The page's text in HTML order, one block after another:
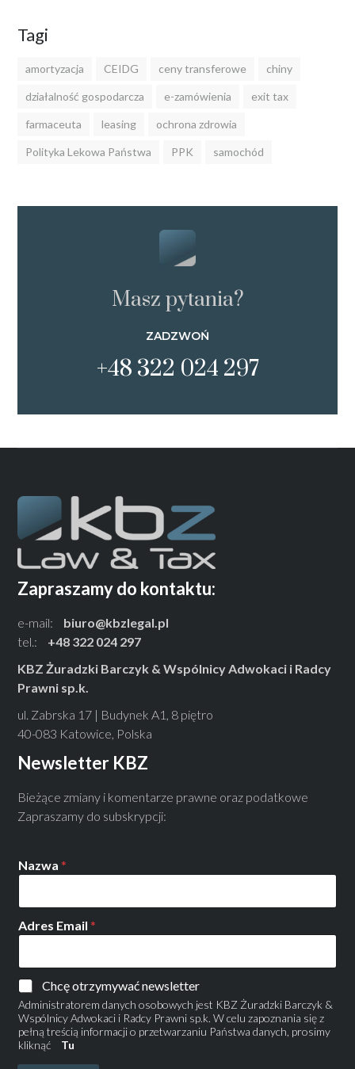
Tagi
amortyzacja CEIDG ceny transferowe chiny
działalność gospodarcza e-zamówienia exit tax
farmaceuta leasing ochrona zdrowia
Polityka Lekowa Państwa PPK samochód
Masz pytania?
ZADZWOŃ
+48 322 024 297
Zapraszamy do kontaktu:
e-mail:
biuro@kbzlegal.pl
tel.:
+48 322 024 297
KBZ Żuradzki Barczyk & Wspólnicy Adwokaci i Radcy
Prawni sp.k.
ul. Zabrska 17 | Budynek A1, 8 piętro
40-083 Katowice, Polska
Newsletter KBZ
Bieżące zmiany i komentarze prawne oraz podatkowe
Zapraszamy do subskrypcji:
Nazwa*
Adres Email*
Chcę otrzymywać newsletter
Administratorem danych osobowych jest KBZ Żuradzki Barczyk &
Wspólnicy Adwokaci i Radcy Prawni sp.k. W celu zapoznania się z
pełną treścią informacji o przetwarzaniu Państwa danych, prosimy
kliknąć
Tu